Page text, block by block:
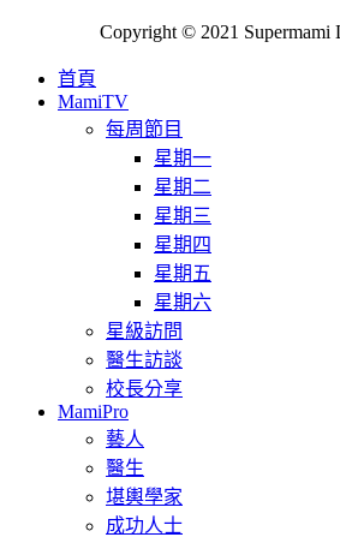
Copyright © 2021 Supermami
首頁
MamiTV
每周節目
星期一
星期二
星期三
星期四
星期五
星期六
星級訪問
醫生訪談
校長分享
MamiPro
藝人
醫生
堪輿學家
成功人士